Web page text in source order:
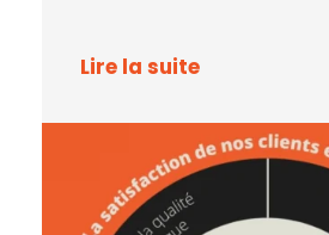
Lire la suite